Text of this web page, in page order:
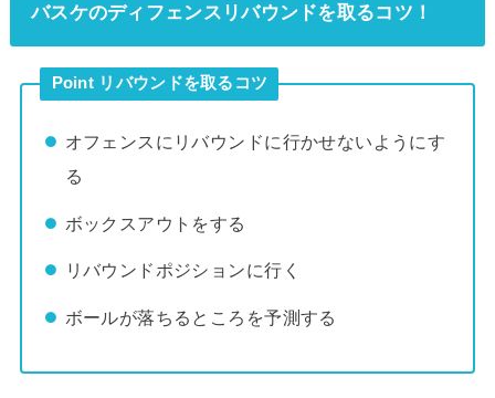
バスケのディフェンスリバウンドを取るコツ！
Point リバウンドを取るコツ
オフェンスにリバウンドに行かせないようにす
る
ボックスアウトをする
リバウンドポジションに行く
ボールが落ちるところを予測する